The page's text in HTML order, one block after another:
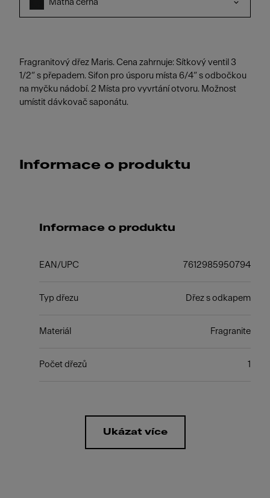
Matná černá
Fragranitový dřez Maris. Cena zahrnuje: Sítkový ventil 3
1/2“ s přepadem. Sifon pro úsporu místa 6/4“ s odbočkou
na myčku nádobí. 2 Místa pro vyvrtání otvoru. Možnost
umístit dávkovač saponátu.
Informace o produktu
Informace o produktu
EAN/UPC 7612985950794
Typ dřezu Dřez s odkapem
Materiál Fragranite
Počet dřezů 1
Ukázat více